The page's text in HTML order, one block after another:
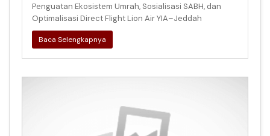
Penguatan Ekosistem Umrah, Sosialisasi SABH, dan
Optimalisasi Direct Flight Lion Air YIA–Jeddah
Baca Selengkapnya